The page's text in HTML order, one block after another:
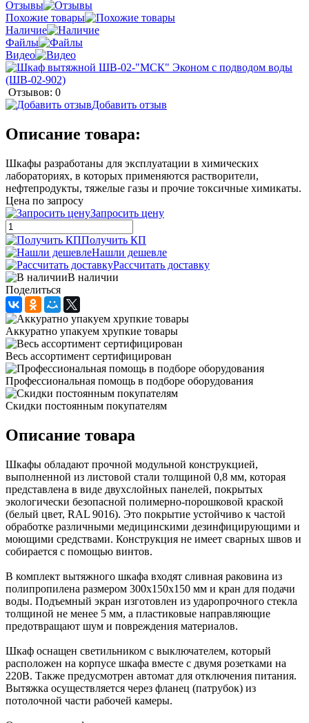
Отзывы
Похожие товары
Наличие
Файлы
Видео
Отзывов: 0
Добавить отзыв
Описание товара:
Шкафы разработаны для эксплуатации в химических
лабораториях, в которых применяются растворители,
нефтепродукты, тяжелые газы и прочие токсичные химикаты.
Цена по запросу
Запросить цену
Получить КП
Нашли дешевле
Рассчитать доставку
В наличии
Поделиться
Аккуратно упакуем хрупкие товары
Весь ассортимент сертифицирован
Профессиональная помощь в подборе оборудования
Скидки постоянным покупателям
Описание товара
Шкафы обладают прочной модульной конструкцией,
выполненной из листовой стали толщиной 0,8 мм, которая
представлена в виде двухслойных панелей, покрытых
экологически безопасной полимерно-порошковой краской
(белый цвет, RAL 9016). Это покрытие устойчиво к частой
обработке различными медицинскими дезинфицирующими и
моющими средствами. Конструкция не имеет сварных швов и
собирается с помощью винтов.
В комплект вытяжного шкафа входят сливная раковина из
полипропилена размером 300х150х150 мм и кран для подачи
воды. Подъемный экран изготовлен из ударопрочного стекла
толщиной не менее 5 мм, а пластиковые направляющие
предотвращают шум и повреждения материалов.
Шкаф оснащен светильником с выключателем, который
расположен на корпусе шкафа вместе с двумя розетками на
220В. Также предусмотрен автомат для отключения питания.
Вытяжка осуществляется через фланец (патрубок) из
потолочной части рабочей камеры.